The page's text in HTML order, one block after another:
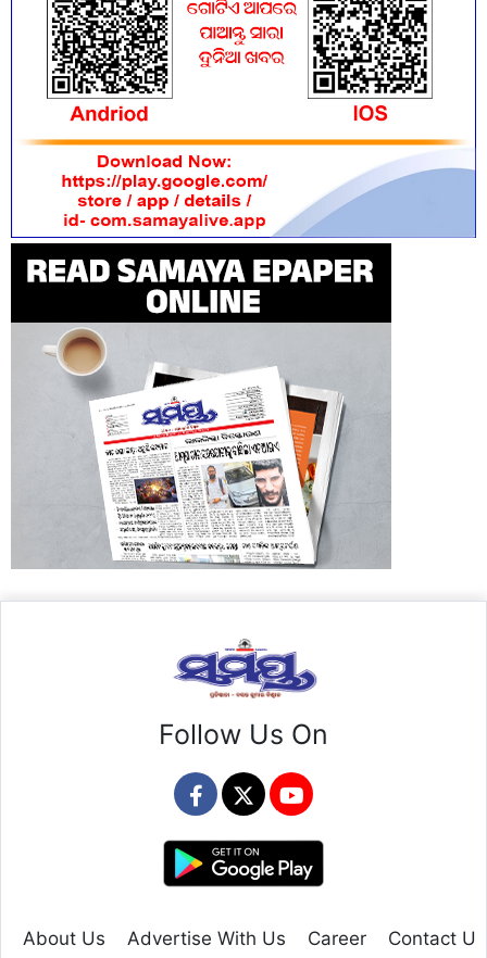
Follow Us On
About Us Advertise With Us Career Contact Us